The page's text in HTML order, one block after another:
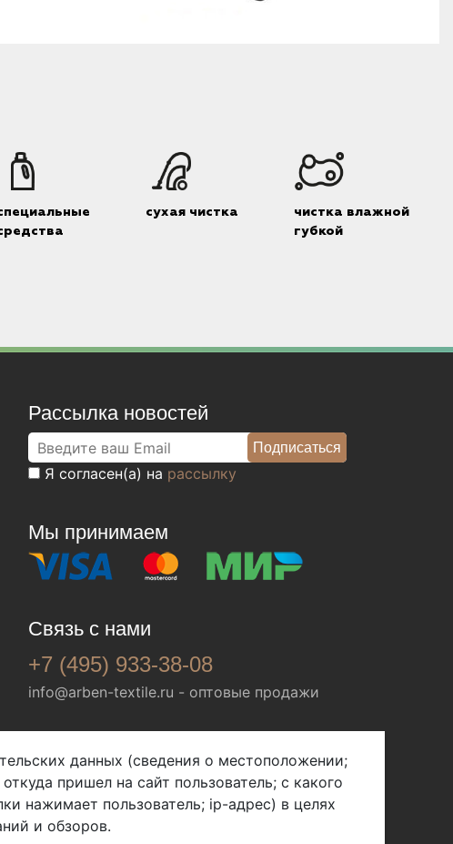
сухая чистка
чистка влажной
губкой
Рассылка новостей
Я согласен(а) на рассылку
Мы принимаем
Связь с нами
+7 (495) 933-38-08
info@arben-textile.ru - оптовые продажи
данных (сведения о местоположении;
пришел на сайт пользователь; с какого
нажимает пользователь; ip-адрес) в целях
и обзоров.